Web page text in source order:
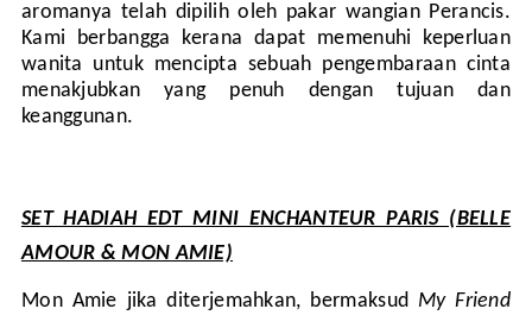
aromanya telah dipilih oleh pakar wangian Perancis.
Kami berbangga kerana dapat memenuhi keperluan
wanita untuk mencipta sebuah pengembaraan cinta
menakjubkan yang penuh dengan tujuan dan
keanggunan.
SET HADIAH EDT MINI ENCHANTEUR PARIS (BELLE
AMOUR & MON AMIE)
Mon Amie jika diterjemahkan, bermaksud My Friend